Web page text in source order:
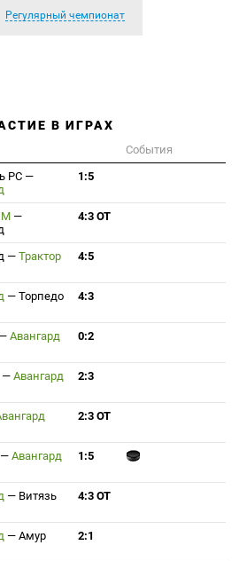
Регулярный чемпионат
В ИГРАХ
События
РС —
1:5
М —
4:3 ОТ
— Трактор 4:5
— Торпедо 4:3
— Авангард 0:2
— Авангард 2:3
2:3 ОТ
— Авангард 1:5
— Витязь 4:3 ОТ
— Амур 2:1